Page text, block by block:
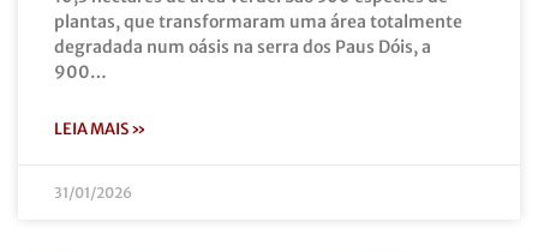
plantas, que transformaram uma área totalmente
degradada num oásis na serra dos Paus Dóis, a
900…
LEIA MAIS »
31/01/2026